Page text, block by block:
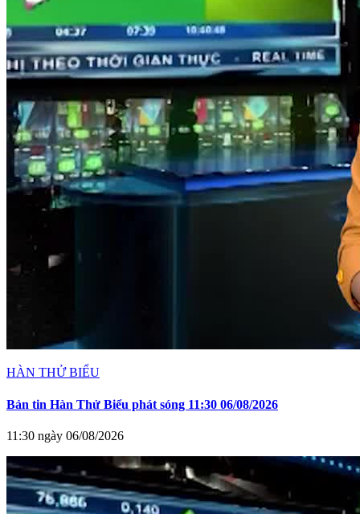
HÀN THỬ BIỂU
Bản tin Hàn Thử Biểu phát sóng 11:30 06/08/2026
11:30 ngày 06/08/2026